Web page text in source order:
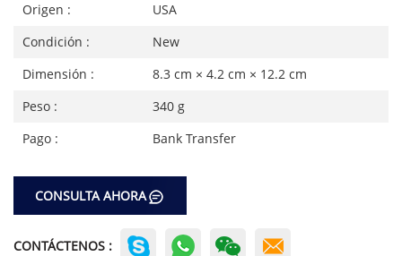
Origen :
USA
Condición :
New
Dimensión :
8.3 cm × 4.2 cm × 12.2 cm
Peso :
340 g
Pago :
Bank Transfer
CONSULTA AHORA
CONTÁCTENOS :